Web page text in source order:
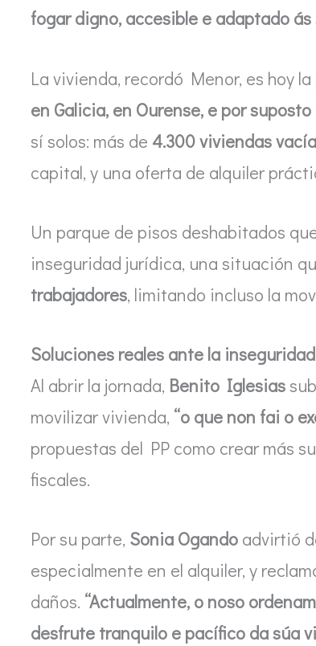
fogar digno, accesible e adaptado
La vivienda, recordó Menor, es hoy
en Galicia, en Ourense, e por
sí solos: más de 4.300 viviendas
capital, y una oferta de alquiler
Un parque de pisos deshabitados
inseguridad jurídica, una situación
trabajadores, limitando incluso la
Soluciones reales ante la
Al abrir la jornada, Benito Iglesias
movilizar vivienda, “o que non fai o
propuestas del PP como crear más
fiscales.
Por su parte, Sonia Ogando advirtió
especialmente en el alquiler, y
daños. “Actualmente, o noso
desfrute tranquilo e pacífico da súa